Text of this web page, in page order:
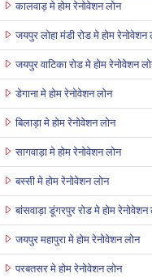
कालवाड़ मे होम रेनोवेशन लोन
जयपुर लोहा मंडी रोड मे होम रेनोवेशन
जयपुर वाटिका रोड मे होम रेनोवेशन
डेगाना मे होम रेनोवेशन लोन
बिलाड़ा मे होम रेनोवेशन लोन
सागवाड़ा मे होम रेनोवेशन लोन
बस्सी मे होम रेनोवेशन लोन
बांसवाड़ा डूंगरपुर रोड मे होम रेनोवेशन
जयपुर महापुरा मे होम रेनोवेशन लोन
परबतसर मे होम रेनोवेशन लोन